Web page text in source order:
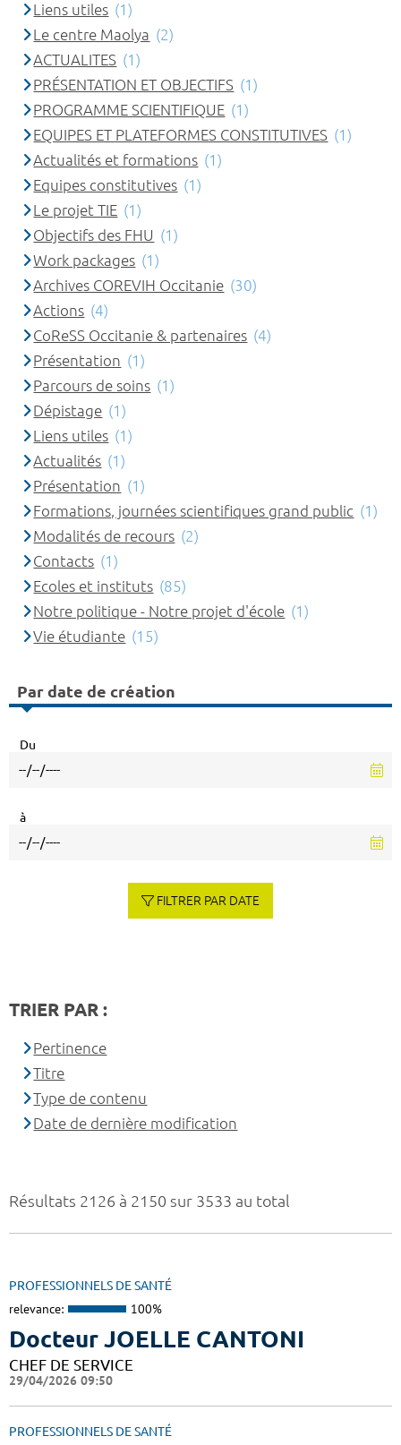
Résultats 2126 à 2150 sur 3533 au total
PROFESSIONNELS DE SANTÉ
relevance: 100%
Docteur JOELLE CANTONI
CHEF DE SERVICE
29/04/2026 09:50
PROFESSIONNELS DE SANTÉ
Liens utiles (1)
Le centre Maolya (2)
ACTUALITES (1)
PRÉSENTATION ET OBJECTIFS (1)
PROGRAMME SCIENTIFIQUE (1)
EQUIPES ET PLATEFORMES CONSTITUTIVES (1)
Actualités et formations (1)
Equipes constitutives (1)
Le projet TIE (1)
Objectifs des FHU (1)
Work packages (1)
Archives COREVIH Occitanie (30)
Actions (4)
CoReSS Occitanie & partenaires (4)
Présentation (1)
Parcours de soins (1)
Dépistage (1)
Liens utiles (1)
Actualités (1)
Présentation (1)
Formations, journées scientifiques grand public (1)
Modalités de recours (2)
Contacts (1)
Ecoles et instituts (85)
Notre politique - Notre projet d'école (1)
Vie étudiante (15)
Par date de création
Du
à
FILTRER PAR DATE
TRIER PAR :
Pertinence
Titre
Type de contenu
Date de dernière modification